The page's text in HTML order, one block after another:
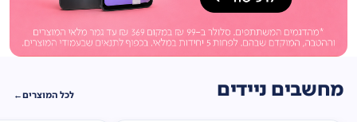
מחשבים ניידים לכל המוצרים